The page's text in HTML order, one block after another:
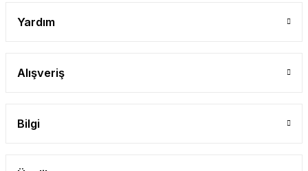
Yardım
Alışveriş
Bilgi